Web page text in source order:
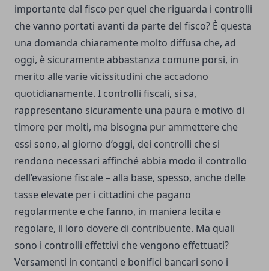
importante dal fisco per quel che riguarda i controlli
che vanno portati avanti da parte del fisco? È questa
una domanda chiaramente molto diffusa che, ad
oggi, è sicuramente abbastanza comune porsi, in
merito alle varie vicissitudini che accadono
quotidianamente. I controlli fiscali, si sa,
rappresentano sicuramente una paura e motivo di
timore per molti, ma bisogna pur ammettere che
essi sono, al giorno d’oggi, dei controlli che si
rendono necessari affinché abbia modo il controllo
dell’evasione fiscale – alla base, spesso, anche delle
tasse elevate per i cittadini che pagano
regolarmente e che fanno, in maniera lecita e
regolare, il loro dovere di contribuente. Ma quali
sono i controlli effettivi che vengono effettuati?
Versamenti in contanti e bonifici bancari sono i